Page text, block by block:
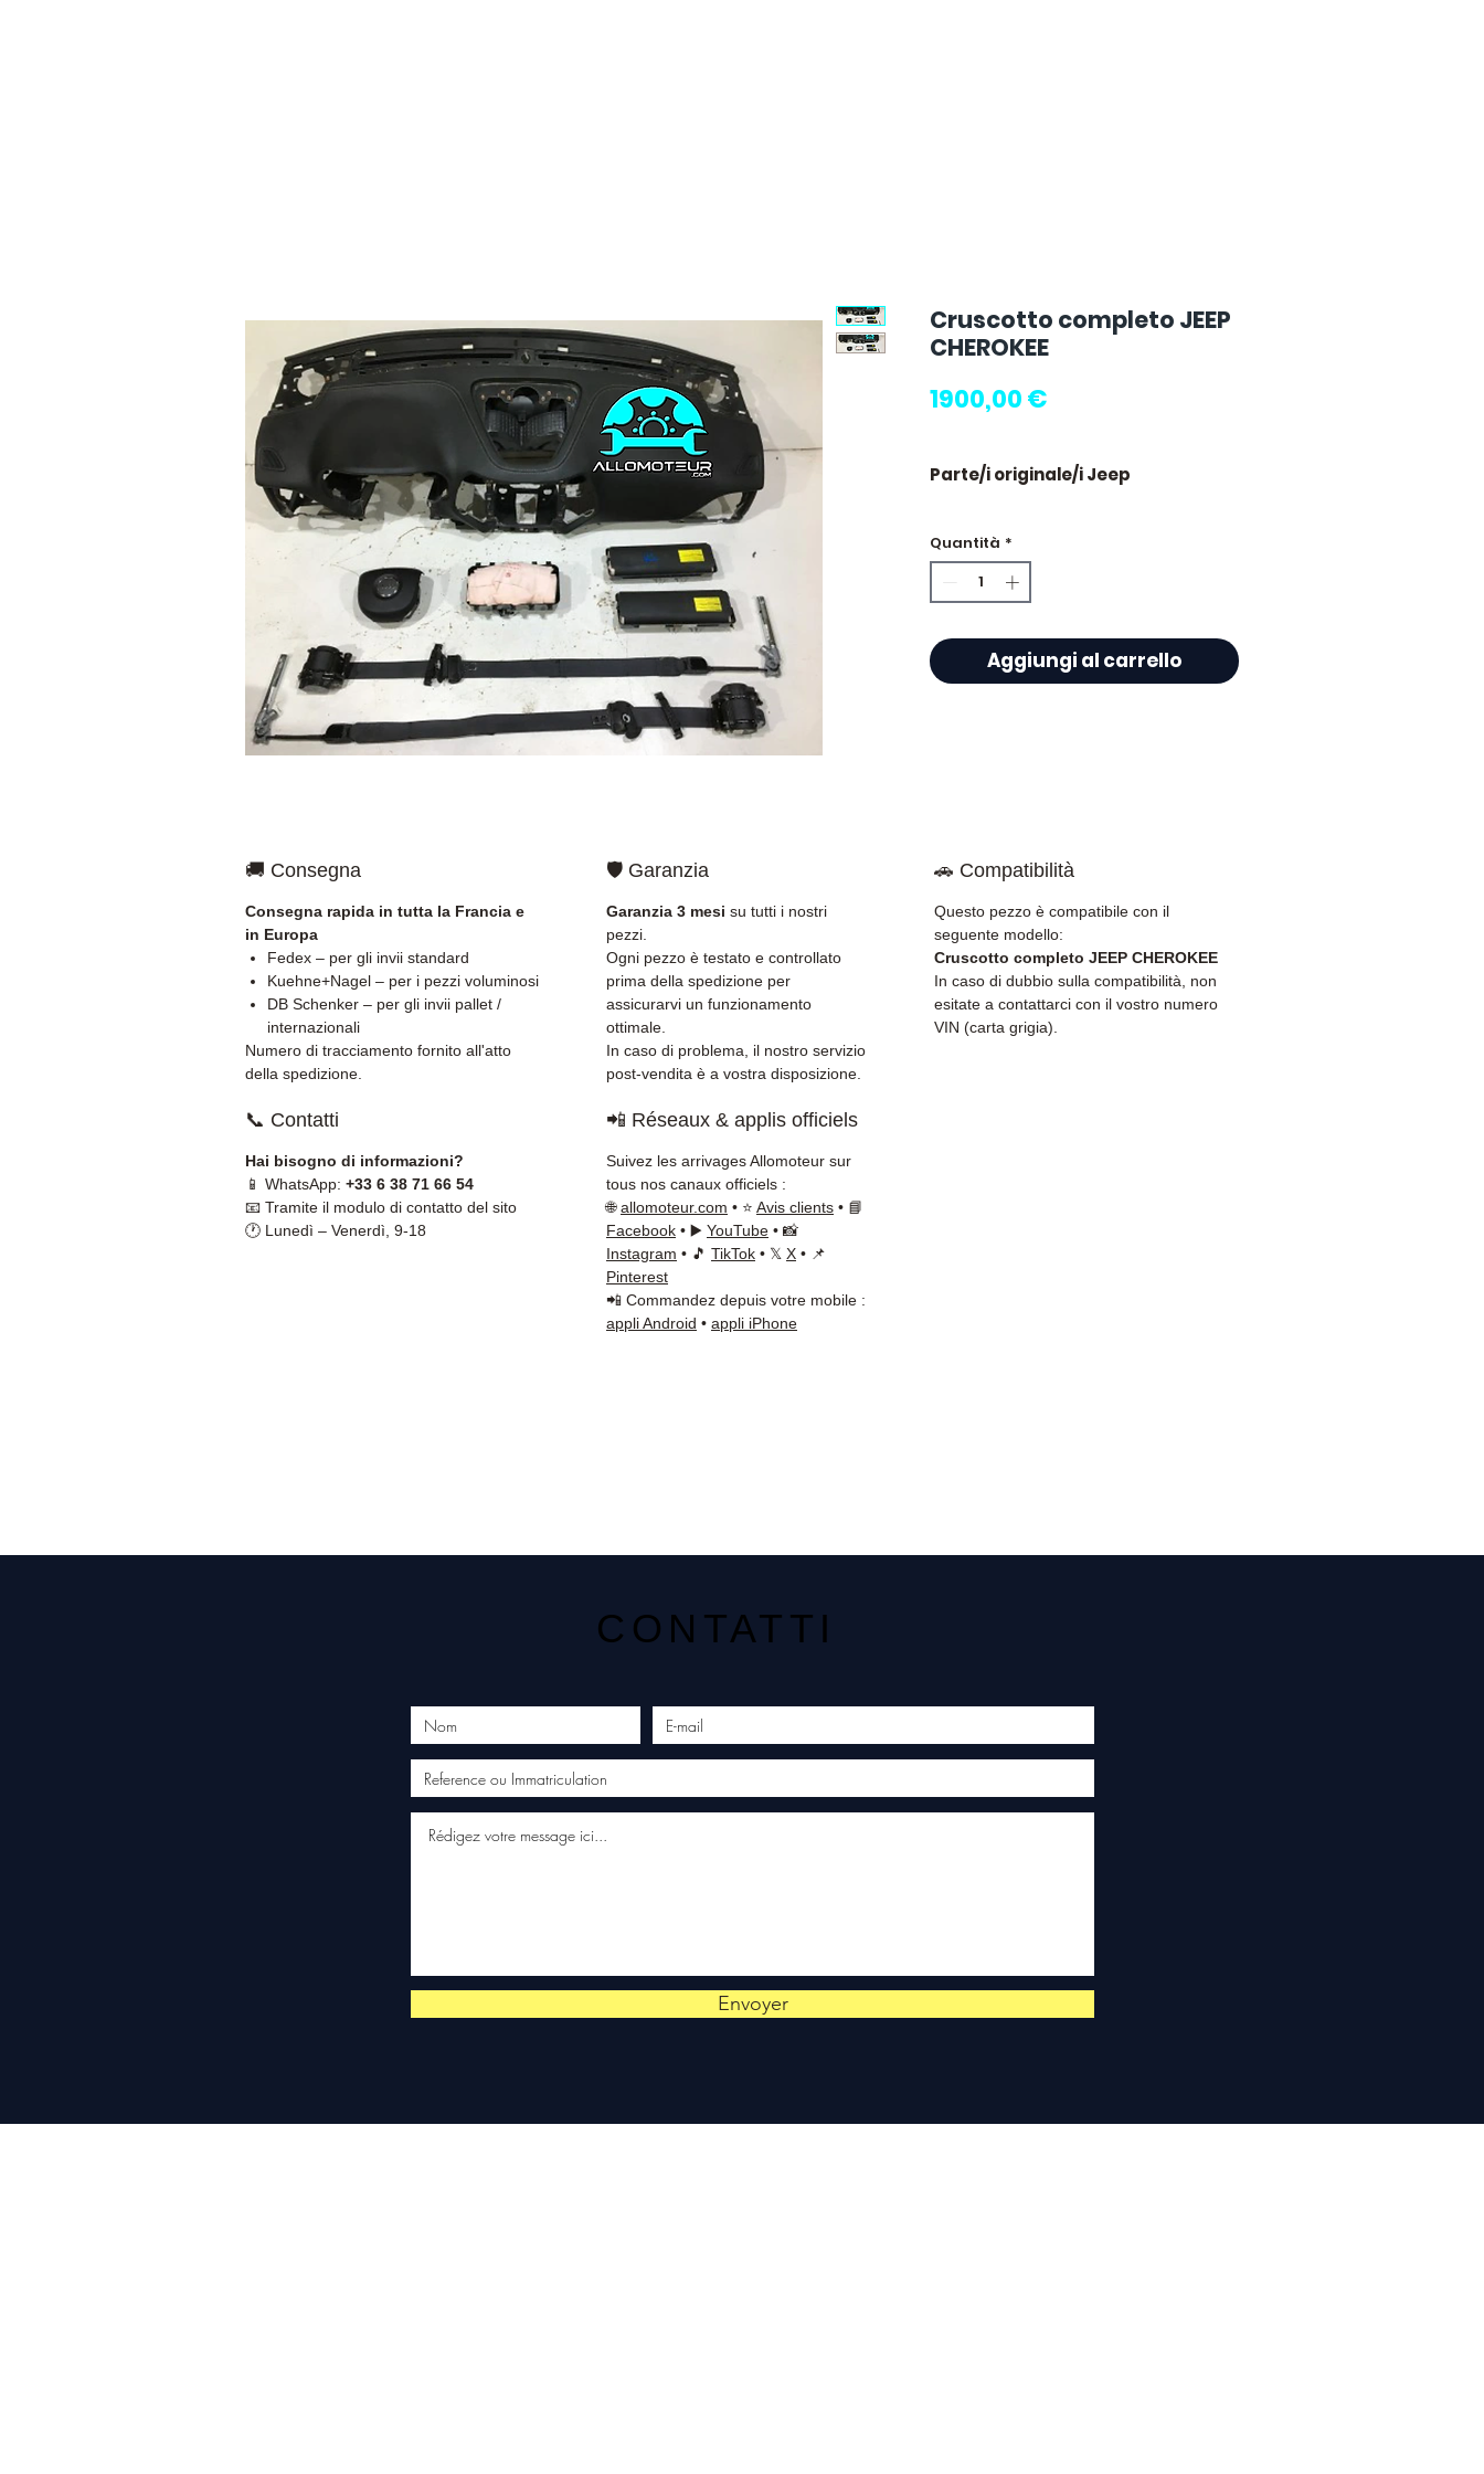
Cruscotto completo JEEP
CHEROKEE
1900,00 €
Parte/i originale/i Jeep
🔵 Viene fornito completo di
cinture di sicurezza e airbag
Quantità *
Aggiungi al carrello
🚚 Consegna
Consegna rapida in tutta la Francia e
in Europa
Fedex – per gli invii standard
Kuehne+Nagel – per i pezzi voluminosi
DB Schenker – per gli invii pallet /
internazionali
Numero di tracciamento fornito all'atto
della spedizione.
🛡️ Garanzia
Garanzia 3 mesi su tutti i nostri
pezzi.
Ogni pezzo è testato e controllato
prima della spedizione per
assicurarvi un funzionamento
ottimale.
In caso di problema, il nostro servizio
post-vendita è a vostra disposizione.
🚗 Compatibilità
Questo pezzo è compatibile con il
seguente modello:
Cruscotto completo JEEP CHEROKEE
In caso di dubbio sulla compatibilità, non
esitate a contattarci con il vostro numero
VIN (carta grigia).
📞 Contatti
Hai bisogno di informazioni?
📱 WhatsApp: +33 6 38 71 66 54
📧 Tramite il modulo di contatto del sito
🕐 Lunedì – Venerdì, 9-18
📲 Réseaux & applis officiels
Suivez les arrivages Allomoteur sur
tous nos canaux officiels :
🌐allomoteur.com • ⭐ Avis clients • 📘
Facebook • ▶️ YouTube • 📸
Instagram • 🎵 TikTok • 𝕏 X • 📌
Pinterest
📲 Commandez depuis votre mobile :
appli Android • appli iPhone
CONTATTI
Envoyer